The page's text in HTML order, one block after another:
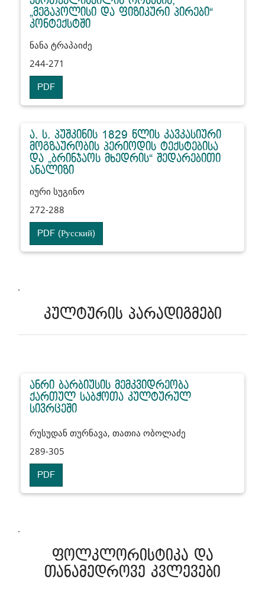
„მეგაპოლისი და ფიზიკური პირები“
კონტექსტში
ნანა ტრაპაიძე
244-271
PDF
ა. ს. პუშკინის 1829 წლის კავკასიური
მოგზაურობის პერიოდის ტექსტებისა
და „ბრინჯაოს მხედრის“ შედარებითი
ანალიზი
იური სუგინო
272-288
PDF (Русский)
.
კულტურის პარადიგმები
ანრი ბარბიუსის მემკვიდრეობა
ქართულ საბჭოთა კულტურულ
სივრცეში
რუსუდან თურნავა, თათია ობოლაძე
289-305
PDF
.
ფოლკლორისტიკა და
თანამედროვე კვლევები